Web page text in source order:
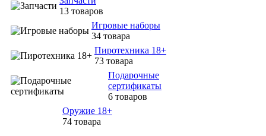
13 товаров
Игровые наборы
34 товара
Пиротехника 18+
73 товара
Подарочные
сертификаты
6 товаров
Оружие 18+
74 товара